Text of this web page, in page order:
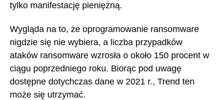
tylko manifestację pieniężną.
Wygląda na to, że oprogramowanie ransomware
nigdzie się nie wybiera, a liczba przypadków
ataków ransomware wzrosła o około 150 procent w
ciągu poprzedniego roku. Biorąc pod uwagę
dostępne dotychczas dane w 2021 r., Trend ten
może się utrzymać.